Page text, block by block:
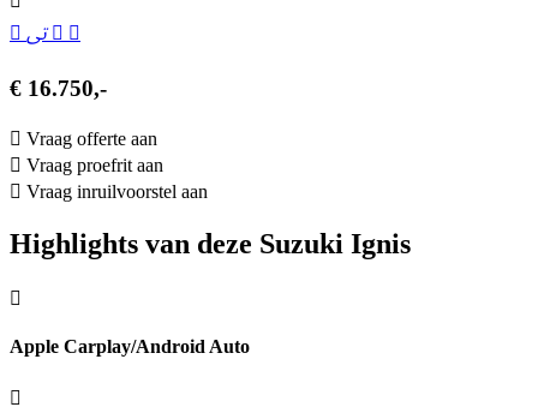
€ 16.750,-
Vraag offerte aan
Vraag proefrit aan
Vraag inruilvoorstel aan
Highlights van deze Suzuki Ignis
Apple Carplay/Android Auto